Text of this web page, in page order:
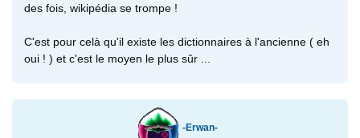
des fois, wikipédia se trompe !
C'est pour celà qu'il existe les dictionnaires à l'ancienne ( eh
oui ! ) et c'est le moyen le plus sûr ...
-Erwan-